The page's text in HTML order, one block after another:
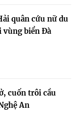
quân cứu nữ du
vùng biển Đà
cuốn trôi cầu
An